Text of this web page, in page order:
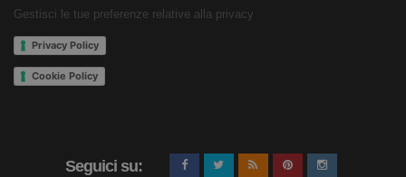
Gestisci le tue preferenze relative alla privacy
Privacy Policy
Cookie Policy
Seguici su: